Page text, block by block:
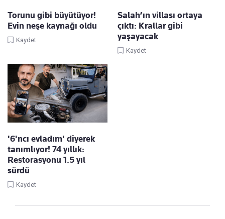
Torunu gibi büyütüyor!
Evin neşe kaynağı oldu
Kaydet
Salah’ın villası ortaya
çıktı: Krallar gibi
yaşayacak
Kaydet
'6'ncı evladım' diyerek
tanımlıyor! 74 yıllık:
Restorasyonu 1.5 yıl
sürdü
Kaydet